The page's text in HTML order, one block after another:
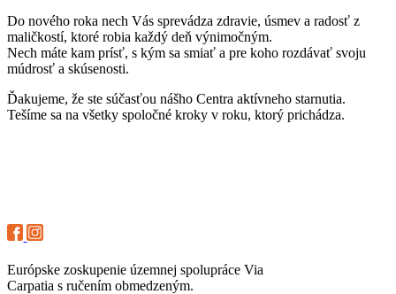
Do nového roka nech Vás sprevádza zdravie, úsmev a radosť z
maličkostí, ktoré robia každý deň výnimočným.
Nech máte kam prísť, s kým sa smiať a pre koho rozdávať svoju
múdrosť a skúsenosti.
Ďakujeme, že ste súčasťou nášho Centra aktívneho starnutia.
Tešíme sa na všetky spoločné kroky v roku, ktorý prichádza.
Európske zoskupenie územnej spolupráce Via
Carpatia s ručením obmedzeným.